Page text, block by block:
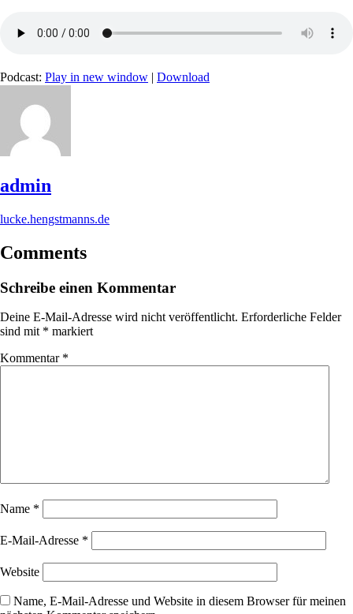
Podcast: Play in new window | Download
admin
lucke.hengstmanns.de
Comments
Schreibe einen Kommentar
Deine E-Mail-Adresse wird nicht veröffentlicht. Erforderliche Felder
sind mit * markiert
Kommentar *
Name *
E-Mail-Adresse *
Website
Name, E-Mail-Adresse und Website in diesem Browser für meinen